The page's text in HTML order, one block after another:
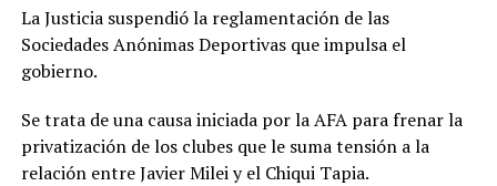
La Justicia suspendió la reglamentación de las
Sociedades Anónimas Deportivas que impulsa el
gobierno.
Se trata de una causa iniciada por la AFA para frenar la
privatización de los clubes que le suma tensión a la
relación entre Javier Milei y el Chiqui Tapia.